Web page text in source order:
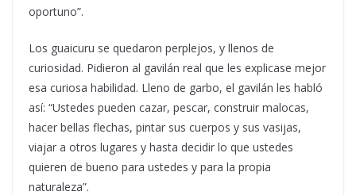
oportuno”.
Los guaicuru se quedaron perplejos, y llenos de
curiosidad. Pidieron al gavilán real que les explicase mejor
esa curiosa habilidad. Lleno de garbo, el gavilán les habló
así: “Ustedes pueden cazar, pescar, construir malocas,
hacer bellas flechas, pintar sus cuerpos y sus vasijas,
viajar a otros lugares y hasta decidir lo que ustedes
quieren de bueno para ustedes y para la propia
naturaleza”.